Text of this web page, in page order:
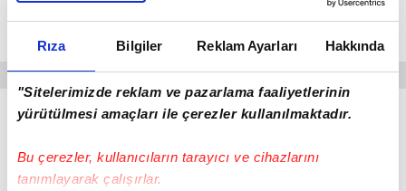
Rıza Bilgiler Reklam Ayarları Hakkında
"Sitelerimizde reklam ve pazarlama faaliyetlerinin
yürütülmesi amaçları ile çerezler kullanılmaktadır.
Bu çerezler, kullanıcıların tarayıcı ve cihazlarını
tanımlayarak çalışırlar.
takımına skor katkısı sağladı.
Crystal Palace teknik heyeti, Johnson'ın Premier
takıma ivme kazandırmasını hedefliyor.